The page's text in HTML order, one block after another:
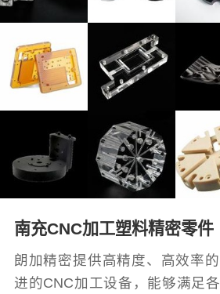
南充CNC加工塑料精密零件
朗加精密提供高精度、高效率
进的CNC加工设备，能够满足